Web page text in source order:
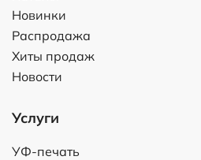
Новинки
Распродажа
Хиты продаж
Новости
Услуги
УФ-печать